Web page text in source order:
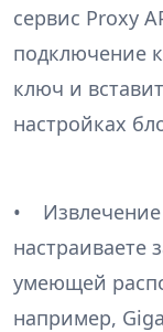
сервис Proxy
подключение
ключ и
настройках
• Извлечение
настраиваете
умеющей
например,